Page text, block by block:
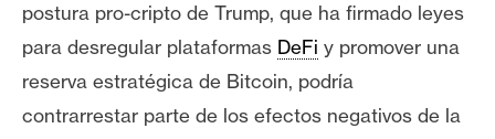
postura pro-cripto de Trump, que ha firmado leyes
para desregular plataformas DeFi y promover una
reserva estratégica de Bitcoin, podría
contrarrestar parte de los efectos negativos de la